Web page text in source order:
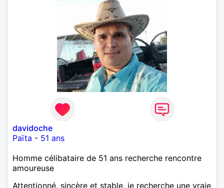
davidoche
Païta - 51 ans
Homme célibataire de 51 ans recherche rencontre
amoureuse
Attentionné, sincère et stable, je recherche une vraie